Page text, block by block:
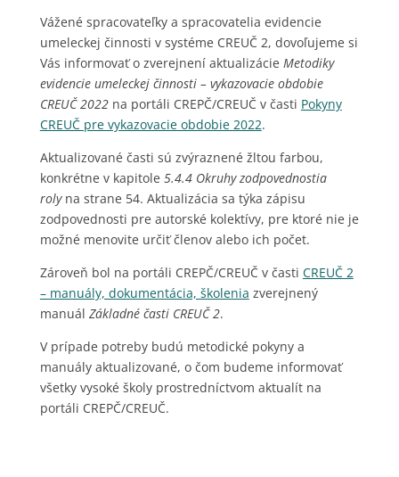
Vážené spracovateľky a spracovatelia evidencie
umeleckej činnosti v systéme CREUČ 2, dovoľujeme si
Vás informovať o zverejnení aktualizácie Metodiky
evidencie umeleckej činnosti – vykazovacie obdobie
CREUČ 2022na portáli CREPČ/CREUČ v časti Pokyny
CREUČ pre vykazovacie obdobie 2022.
Aktualizované časti sú zvýraznené žltou farbou,
konkrétne v kapitole 5.4.4 Okruhy zodpovednostia
rolyna strane 54. Aktualizácia sa týka zápisu
zodpovednosti pre autorské kolektívy, pre ktoré nie je
možné menovite určiť členov alebo ich počet.
Zároveň bol na portáli CREPČ/CREUČ v časti CREUČ 2
– manuály, dokumentácia, školenia zverejnený
manuál Základné časti CREUČ 2.
V prípade potreby budú metodické pokyny a
manuály aktualizované, o čom budeme informovať
všetky vysoké školy prostredníctvom aktualít na
portáli CREPČ/CREUČ.